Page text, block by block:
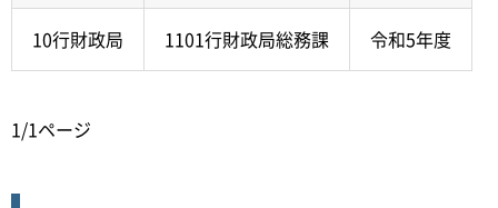
10行財政局 1101行財政局総務課 令和5年度
1/1ページ